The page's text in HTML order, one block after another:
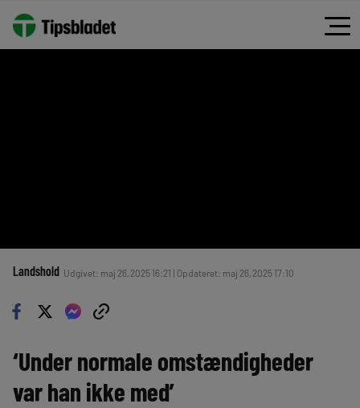
Landshold Udgivet: maj 26, 2025 16:21 | Opdateret: maj 26, 2025 17:10
‘Under normale omstændigheder
var han ikke med’